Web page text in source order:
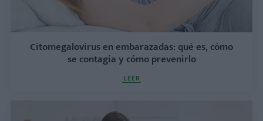
Citomegalovirus en embarazadas: qué es, cómo
se contagia y cómo prevenirlo
LEER